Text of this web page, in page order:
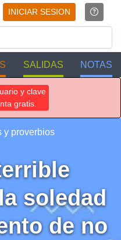
INICIAR SESION
SALIDAS NOTAS
y clave
gratis.
y proverbios
soledad
de no